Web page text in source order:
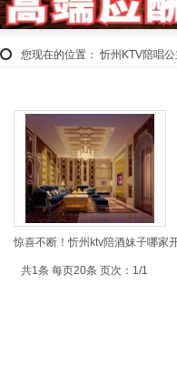
您现在的位置： 忻州KTV陪唱
惊喜不断！忻州ktv陪酒妹子哪家
共1条 每页20条 页次：1/1